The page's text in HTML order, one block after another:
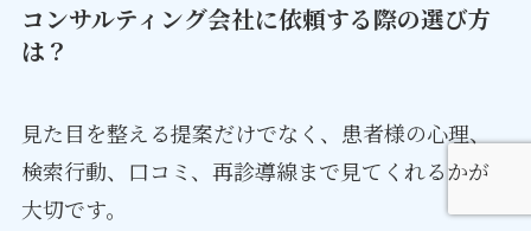
コンサルティング会社に依頼する際の選び方
は？
見た目を整える提案だけでなく、患者様の心理、
検索行動、口コミ、再診導線まで見てくれるかが
大切です。